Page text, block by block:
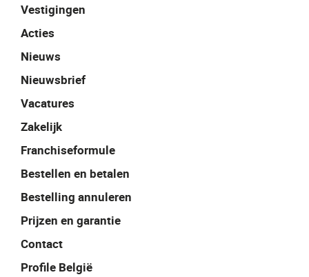
Vestigingen
Acties
Nieuws
Nieuwsbrief
Vacatures
Zakelijk
Franchiseformule
Bestellen en betalen
Bestelling annuleren
Prijzen en garantie
Contact
Profile België